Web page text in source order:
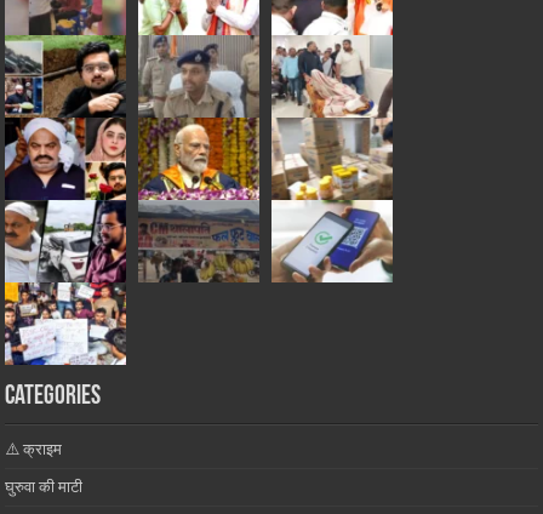
Categories
⚠️ क्राइम
घुरुवा की माटी